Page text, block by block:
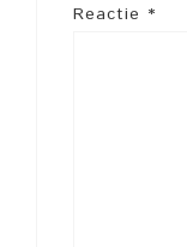
Reactie *